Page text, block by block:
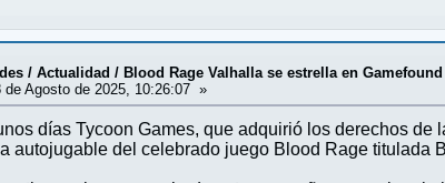
/ Actualidad / Blood Rage Valhalla se estrella en Gamefound
de Agosto de 2025, 10:26:07 »
días Tycoon Games, que adquirió los derechos
autojugable del celebrado juego Blood Rage titulada